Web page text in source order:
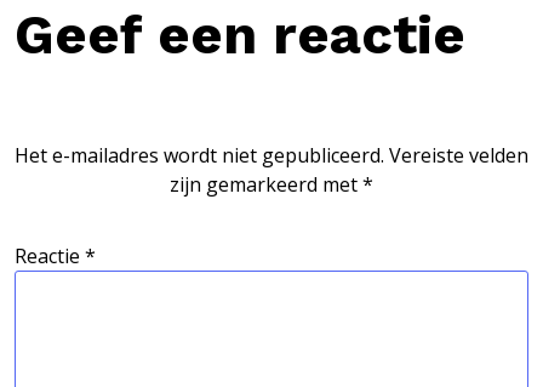
Geef een reactie
Het e-mailadres wordt niet gepubliceerd. Vereiste velden
zijn gemarkeerd met*
Reactie *